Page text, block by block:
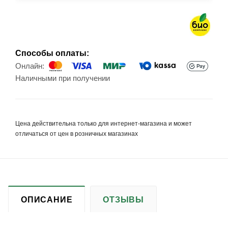
Способы оплаты:
Онлайн:
Наличными при получении
Цена действительна только для интернет-магазина и может
отличаться от цен в розничных магазинах
ОПИСАНИЕ ОТЗЫВЫ